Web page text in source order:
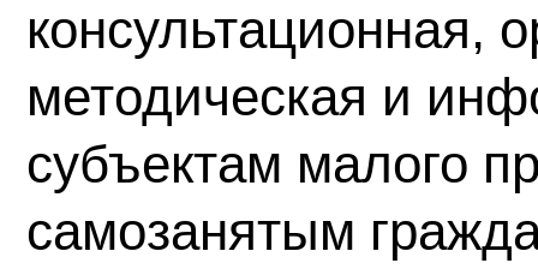
консультационная,
методическая и
субъектам малого
самозанятым